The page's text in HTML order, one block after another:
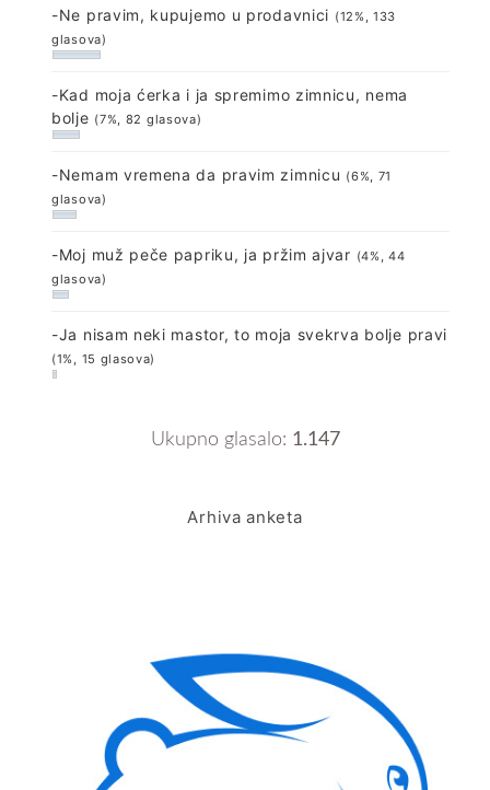
-Ne pravim, kupujemo u prodavnici (12%, 133
glasova)
-Kad moja ćerka i ja spremimo zimnicu, nema
bolje (7%, 82 glasova)
-Nemam vremena da pravim zimnicu (6%, 71
glasova)
-Moj muž peče papriku, ja pržim ajvar (4%, 44
glasova)
-Ja nisam neki mastor, to moja svekrva bolje pravi
(1%, 15 glasova)
Ukupno glasalo: 1.147
Arhiva anketa